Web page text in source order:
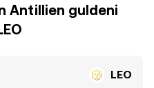
Antillien guldeni
LEO